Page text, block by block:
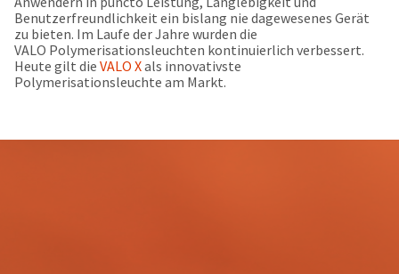
wir zwei Jahre in Folge die"Golden Hands of Xcellence for
Ethics and Truth in Advertising"gewonnen.